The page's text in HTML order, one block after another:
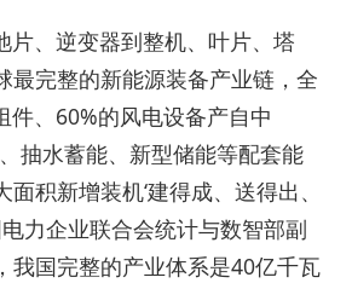
片、逆变器到整机、叶片、塔
最完整的新能源装备产业链，全
件、60%的风电设备产自中
抽水蓄能、新型储能等配套能
积新增装机‘建得成、送得出、
电力企业联合会统计与数智部副
我国完整的产业体系是40亿千瓦